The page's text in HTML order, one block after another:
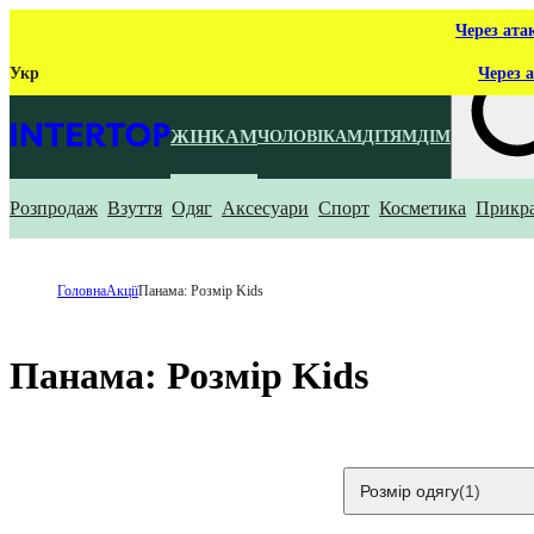
Через
Укр Через
ЖІНКАМЧОЛОВІКАМДІТЯМДІМ
Що ти
Розпродаж Взуття Одяг Аксесуари Спорт Косметика
ГоловнаАкціїПанама: Розмір Kids
Панама: Розмір Kids
Розмір одягу(1)